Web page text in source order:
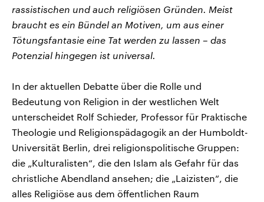
rassistischen und auch religiösen Gründen. Meist
braucht es ein Bündel an Motiven, um aus einer
Tötungsfantasie eine Tat werden zu lassen – das
Potenzial hingegen ist universal.
In der aktuellen Debatte über die Rolle und
Bedeutung von Religion in der westlichen Welt
unterscheidet Rolf Schieder, Professor für Praktische
Theologie und Religionspädagogik an der Humboldt-
Universität Berlin, drei religionspolitische Gruppen:
die „Kulturalisten“, die den Islam als Gefahr für das
christliche Abendland ansehen; die „Laizisten“, die
alles Religiöse aus dem öffentlichen Raum